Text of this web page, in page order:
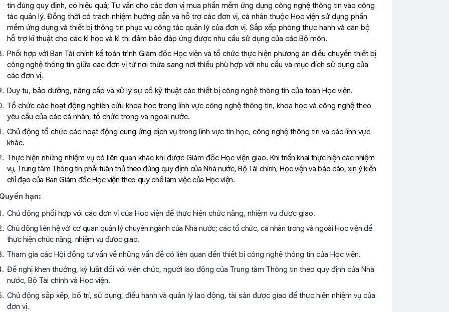
tin đúng quy định, có hiệu quả; Tư vấn cho các đơn vị mua phần mềm ứng dụng công nghệ thông tin vào công
tác quản lý. Đồng thời có trách nhiệm hướng dẫn và hỗ trợ các đơn vị, cá nhân thuộc Học viện sử dụng phần
mềm ứng dụng và thiết bị thông tin phục vụ công tác quản lý của đơn vị. Sắp xếp phòng thực hành và cán bộ
hỗ trợ kĩ thuật cho các kì học và kì thi đảm bảo đáp ứng được nhu cầu sử dụng của các Bộ môn.
Phối hợp với Ban Tài chính kế toán trình Giám đốc Học viện và tổ chức thực hiện phương án điều chuyển thiết bị
công nghệ thông tin giữa các đơn vị từ nơi thừa sang nơi thiếu phù hợp với nhu cầu và mục đích sử dụng của
các đơn vị.
Duy tu, bảo dưỡng, nâng cấp và xử lý sự cố kỹ thuật các thiết bị công nghệ thông tin của toàn Học viện.
Tổ chức các hoạt động nghiên cứu khoa học trong lĩnh vực công nghệ thông tin, khoa học và công nghệ theo
yêu cầu của các cá nhân, tổ chức trong và ngoài nước.
Chủ động tổ chức các hoạt động cung ứng dịch vụ trong lĩnh vực tin học, công nghệ thông tin và các lĩnh vực
khác.
Thực hiện những nhiệm vụ có liên quan khác khi được Giám đốc Học viện giao. Khi triển khai thực hiện các nhiệm
vụ,Trung tâm Thông tin phải tuân thủ theo đúng quy định của Nhà nước, Bộ Tài chính, Học viện và báo cáo, xin ý kiến
chỉ đạo của Ban Giám đốc Học viện theo quy chế làm việc của Học viện.
hạn:
Chủ động phối hợp với các đơn vị của Học viện để thực hiện chức năng, nhiệm vụ được giao.
Chủ động liên hệ với cơ quan quản lý chuyên ngành của Nhà nước; các tổ chức, cá nhân trong và ngoài Học viện để
thực hiện chức năng, nhiệm vụ được giao.
Tham gia các Hội đồng tư vấn về những vấn đề có liên quan đến thiết bị công nghệ thông tin của Học viện.
Đề nghị khen thưởng, kỷ luật đối với viên chức, người lao động của Trung tâm Thông tin theo quy định của Nhà
nước, Bộ Tài chính và Học viện.
Chủ động sắp xếp, bố trí, sử dụng, điều hành và quản lý lao động, tài sản được giao để thực hiện nhiệm vụ của
đơn vị.